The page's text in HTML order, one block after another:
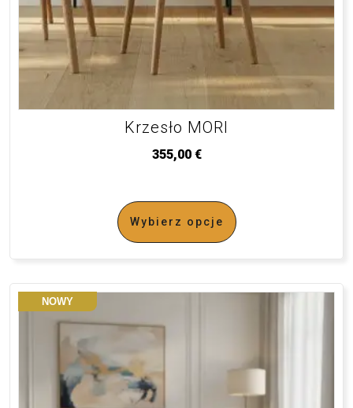
Krzesło MORI
355,00 €
Wybierz opcje
NOWY